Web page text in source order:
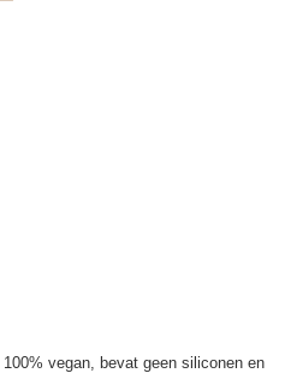
vegan, bevat geen siliconen en